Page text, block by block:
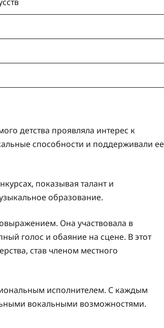
детства проявляла интерес к
способности и поддерживали ее
показывая талант и
образование.
Она участвовала в
голос и обаяние на сцене. В этот
став членом местного
исполнителем. С каждым
вокальными возможностями.